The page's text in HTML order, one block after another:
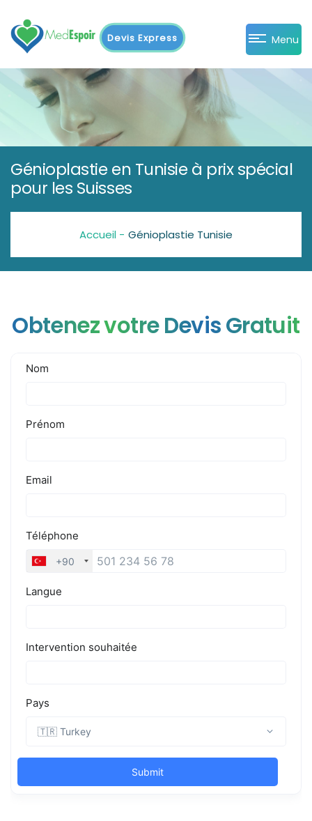
Devis Express Menu
Génioplastie en Tunisie à prix spécial
pour les Suisses
Accueil - Génioplastie Tunisie
Obtenez votre Devis Gratuit